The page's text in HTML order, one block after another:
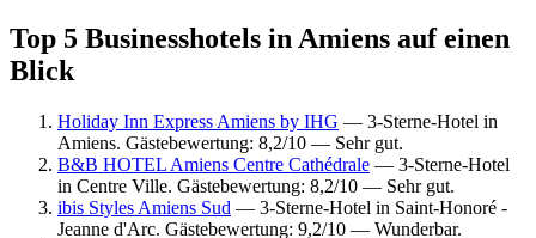
Top 5 Businesshotels in Amiens auf einen
Blick
Holiday Inn Express Amiens by IHG — 3-Sterne-Hotel in
Amiens. Gästebewertung: 8,2/10 — Sehr gut.
B&B HOTEL Amiens Centre Cathédrale — 3-Sterne-Hotel
in Centre Ville. Gästebewertung: 8,2/10 — Sehr gut.
ibis Styles Amiens Sud — 3-Sterne-Hotel in Saint-Honoré -
Jeanne d'Arc. Gästebewertung: 9,2/10 — Wunderbar.